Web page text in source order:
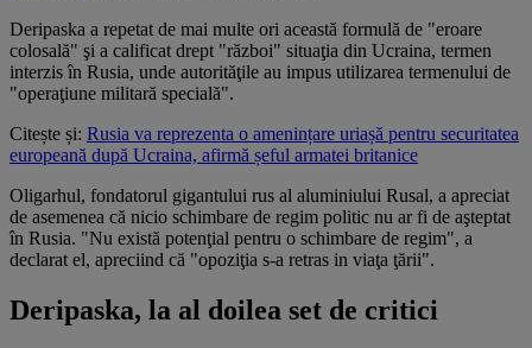
Deripaska a repetat de mai multe ori această formulă de "eroare
colosală" şi a calificat drept "război" situaţia din Ucraina, termen
interzis în Rusia, unde autorităţile au impus utilizarea termenului de
"operaţiune militară specială".
Citește și: Rusia va reprezenta o amenințare uriașă pentru securitatea
europeană după Ucraina, afirmă șeful armatei britanice
Oligarhul, fondatorul gigantului rus al aluminiului Rusal, a apreciat
de asemenea că nicio schimbare de regim politic nu ar fi de aşteptat
în Rusia. "Nu există potenţial pentru o schimbare de regim", a
declarat el, apreciind că "opoziţia s-a retras in viaţa ţării".
Deripaska, la al doilea set de critici